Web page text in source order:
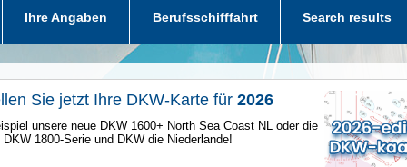
Ihre Angaben Berufsschifffahrt Search results
Sie jetzt Ihre DKW-Karte für2026
unsere neue DKW 1600+ North Sea Coast NL oder die
DKW 1800-Serie und DKW die Niederlande!